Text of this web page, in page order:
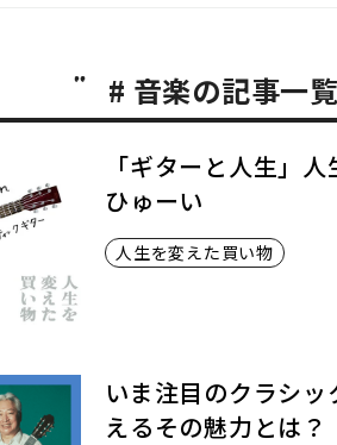
# 音楽の記事一覧
「ギターと人生」
ひゅーい
人生を変えた買い物
いま注目のクラシ
えるその魅力とは？